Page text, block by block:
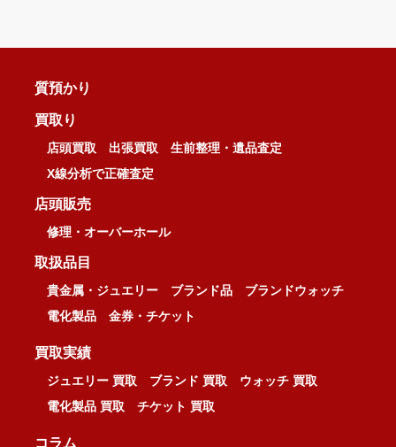
質預かり
買取り
店頭買取 出張買取
生前整理・遺品査定
X線分析で正確査定
店頭販売
修理・オーバーホール
取扱品目
貴金属・ジュエリー ブランド品
ブランドウォッチ
電化製品
金券・チケット
買取実績
ジュエリー 買取 ブランド 買取
ウォッチ 買取
電化製品 買取
チケット 買取
コラム